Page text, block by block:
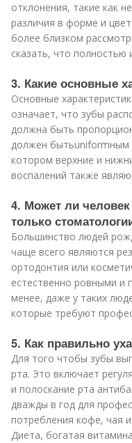
отклонения, такие как
различия в форме и
более близком
сказать, что
3. Какие основные
Основные
означает, что зубы
должна быть
должен бытьuniformным
котором верхние и
воспалений также
4. Может ли
только
Большинство людей
чаще всего являются
ортодонтия или
естественно ровными и
менее, даже у таких
которые требуют
5. Как правильно
Для того чтобы зубы
рта. Это включает
и полоскание рта
дважды в год для
потребления кофе, чая
Диета, богатая